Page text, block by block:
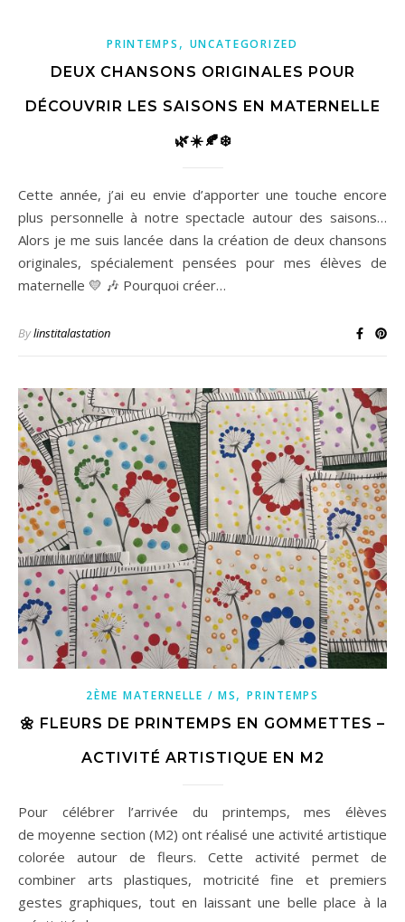
PRINTEMPS , UNCATEGORIZED
DEUX CHANSONS ORIGINALES POUR
DÉCOUVRIR LES SAISONS EN MATERNELLE
🌿☀️🍂❄️
Cette année, j’ai eu envie d’apporter une touche encore
plus personnelle à notre spectacle autour des saisons…
Alors je me suis lancée dans la création de deux chansons
originales, spécialement pensées pour mes élèves de
maternelle 💛 🎶 Pourquoi créer…
Bylinstitalastation
2ÈME MATERNELLE / MS,PRINTEMPS
🌼 FLEURS DE PRINTEMPS EN GOMMETTES –
ACTIVITÉ ARTISTIQUE EN M2
Pour célébrer l’arrivée du printemps, mes élèves
de moyenne section (M2) ont réalisé une activité artistique
colorée autour de fleurs. Cette activité permet de
combiner arts plastiques, motricité fine et premiers
gestes graphiques, tout en laissant une belle place à la